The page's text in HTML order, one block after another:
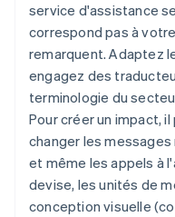
service d'assistance
correspond pas à
remarquent. Adaptez
engagez des
terminologie du
Pour créer un impact,
changer les
et même les appels à
devise, les unités de
conception visuelle